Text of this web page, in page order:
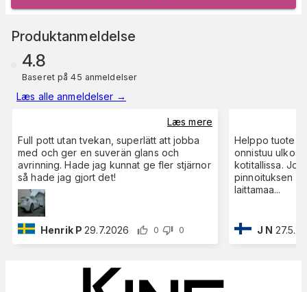
Produktanmeldelse
4.8
Baseret på 45 anmeldelser
Læs alle anmeldelser →
Læs mere
Full pott utan tvekan, superlätt att jobba
med och ger en suverän glans och
avrinning. Hade jag kunnat ge fler stjärnor
så hade jag gjort det!
Henrik P 29.7.2026 0 0
Helppo tuote
onnistuu
kotitallissa.
pinnoituksen
laittamaa...
J N